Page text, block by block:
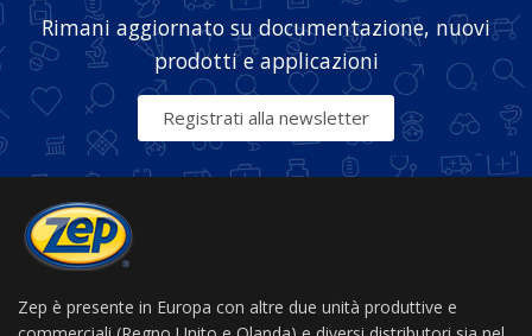
Rimani aggiornato su documentazione, nuovi
prodotti e applicazioni
Registrati alla newsletter
Zep è presente in Europa con altre due unità produttive e